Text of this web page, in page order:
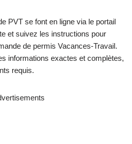
PVT se font en ligne via le portail
et suivez les instructions pour
de permis Vacances-Travail.
informations exactes et complètes,
requis.